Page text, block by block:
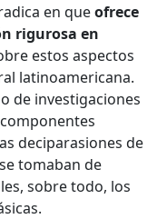
en queofrece
rigurosa en
estos aspectos
latinoamericana.
de investigaciones
deciparasiones de
tomaban de
sobre todo, los